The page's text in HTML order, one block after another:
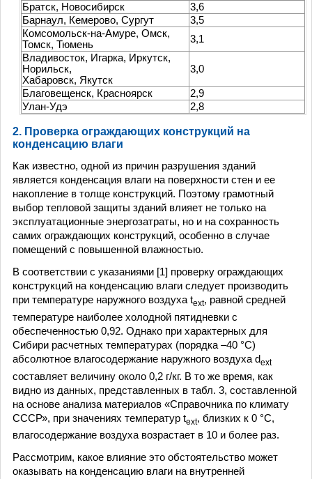
Братск, Новосибирск
3,6
Барнаул, Кемерово, Сургут
3,5
Комсомольск-на-Амуре, Омск,
Томск, Тюмень
3,1
Владивосток, Игарка, Иркутск,
Норильск,
Хабаровск, Якутск
3,0
Благовещенск, Красноярск
2,9
Улан-Удэ
2,8
2. Проверка ограждающих конструкций на
конденсацию влаги
Как известно, одной из причин разрушения зданий
является конденсация влаги на поверхности стен и ее
накопление в толще конструкций. Поэтому грамотный
выбор тепловой защиты зданий влияет не только на
эксплуатационные энергозатраты, но и на сохранность
самих ограждающих конструкций, особенно в случае
помещений с повышенной влажностью.
В соответствии с указаниями [1] проверку ограждающих
конструкций на конденсацию влаги следует производить
при температуре наружного воздуха text, равной средней
температуре наиболее холодной пятидневки с
обеспеченностью 0,92. Однако при характерных для
Сибири расчетных температурах (порядка –40 °С)
абсолютное влагосодержание наружного воздуха dext
составляет величину около 0,2 г/кг. В то же время, как
видно из данных, представленных в табл. 3, составленной
на основе анализа материалов «Справочника по климату
СССР», при значениях температур text, близких к 0 °С,
влагосодержание воздуха возрастает в 10 и более раз.
Рассмотрим, какое влияние это обстоятельство может
оказывать на конденсацию влаги на внутренней